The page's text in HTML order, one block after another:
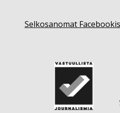
Selkosanomat